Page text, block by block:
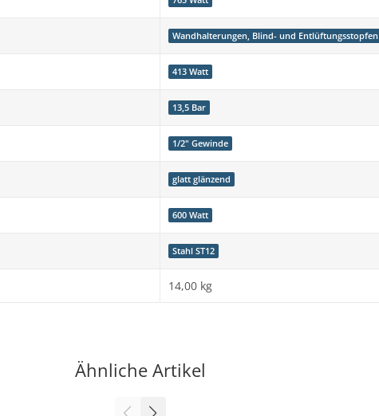
Wandhalterungen, Blind- und Entlüftungsstopfen
413 Watt
13,5 Bar
1/2" Gewinde
glatt glänzend
600 Watt
Stahl ST12
14,00 kg
Ähnliche Artikel